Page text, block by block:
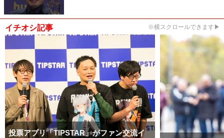
イチオシ記事 ※横スクロールできます▶
投票アプリ「TIPSTAR」がファン交流イ